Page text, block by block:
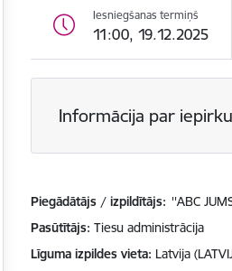
Iesniegšanas termiņš
11:00, 19.12.2025
Informācija par
Piegādātājs / izpildītājs: ''ABC
Pasūtītājs Tiesu administrācija
Līguma izpildes vieta Latvija